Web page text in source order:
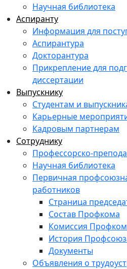
Научная библиотека
Аспиранту
Информация для
Аспирантура
Докторантура
Прикрепление для
диссертации
Выпускнику
Студентам и
Карьерные
Кадровым партнерам
Сотруднику
Профессорско-
Научная библиотека
Первичная
работников
Страница
Состав Профкома
Комиссия
История
Документы
Объявления о